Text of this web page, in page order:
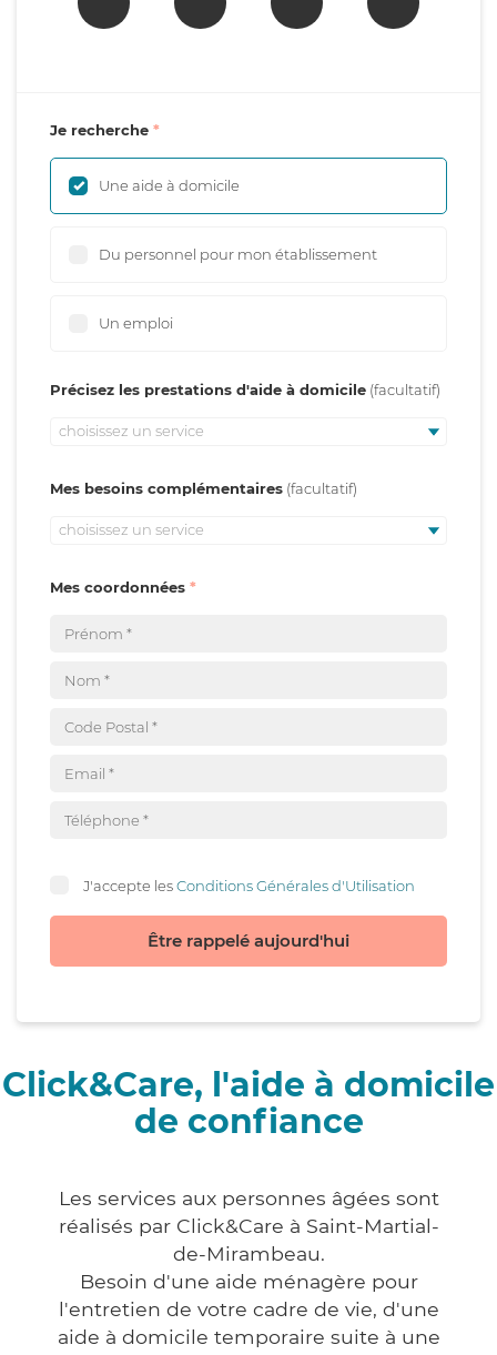
Je recherche
Une aide à domicile
Du personnel pour mon établissement
Un emploi
Précisez les prestations d'aide à domicile
choisissez un service
Mes besoins complémentaires
choisissez un service
Mes coordonnées
J'accepte lesConditions Générales d'Utilisation
Être rappelé aujourd'hui
Click&Care, l'aide à domicile
de confiance
Les services aux personnes âgées sont
réalisés par Click&Care à Saint-Martial-
de-Mirambeau.
Besoin d'une aide ménagère pour
l'entretien de votre cadre de vie, d'une
aide à domicile temporaire suite à une